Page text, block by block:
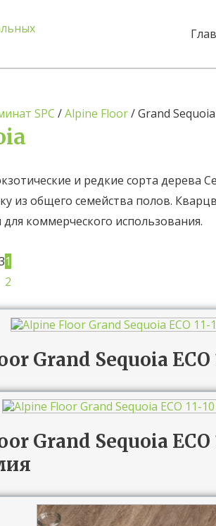
SPC /Alpine Floor/ Grand Sequoia
и редкие сорта дерева
из общего семейства полов.
коммерческого использования.
Grand Sequoia ECO
Grand Sequoia ECO
1
2